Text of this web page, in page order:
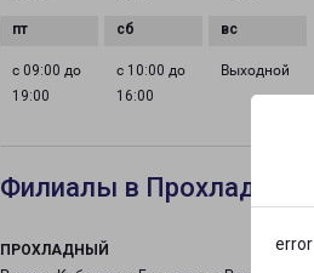
error
с 09:00 до
19:00
с 10:00 до
16:00
Выходной
Филиалы в Прохладном
ПРОХЛАДНЫЙ